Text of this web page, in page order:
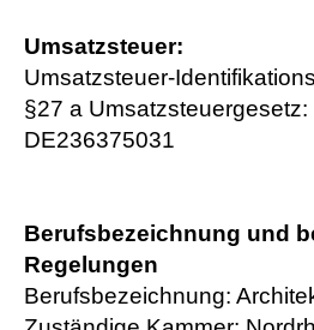
Umsatzsteuer:
Umsatzsteuer-
§27 a Umsatzsteuergesetz:
DE236375031
Berufsbezeichnung und
Regelungen
Berufsbezeichnung: